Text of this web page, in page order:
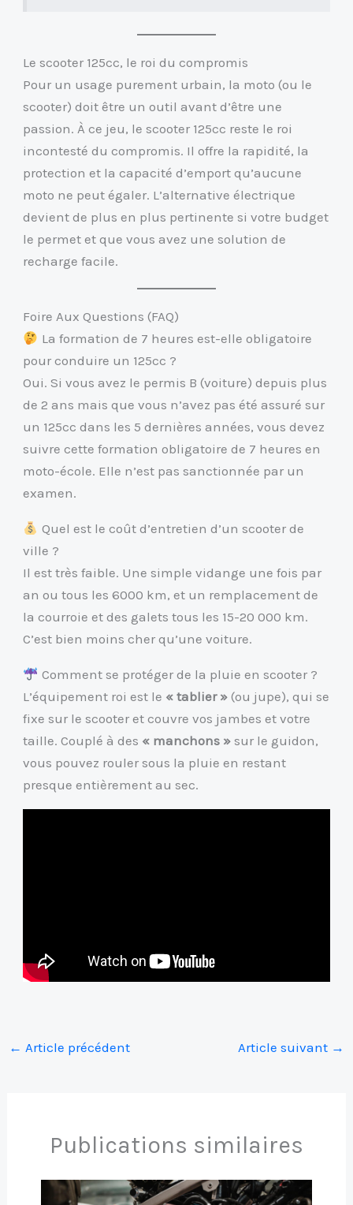
Le scooter 125cc, le roi du compromis
Pour un usage purement urbain, la moto (ou le
scooter) doit être un outil avant d’être une
passion. À ce jeu, le scooter 125cc reste le roi
incontesté du compromis. Il offre la rapidité, la
protection et la capacité d’emport qu’aucune
moto ne peut égaler. L’alternative électrique
devient de plus en plus pertinente si votre budget
le permet et que vous avez une solution de
recharge facile.
Foire Aux Questions (FAQ)
La formation de 7 heures est-elle obligatoire
pour conduire un 125cc ?
Oui. Si vous avez le permis B (voiture) depuis plus
de 2 ans mais que vous n’avez pas été assuré sur
un 125cc dans les 5 dernières années, vous devez
suivre cette formation obligatoire de 7 heures en
moto-école. Elle n’est pas sanctionnée par un
examen.
Quel est le coût d’entretien d’un scooter de
ville ?
Il est très faible. Une simple vidange une fois par
an ou tous les 6000 km, et un remplacement de
la courroie et des galets tous les 15-20 000 km.
C’est bien moins cher qu’une voiture.
Comment se protéger de la pluie en scooter ?
L’équipement roi est le « tablier » (ou jupe), qui se
fixe sur le scooter et couvre vos jambes et votre
taille. Couplé à des « manchons » sur le guidon,
vous pouvez rouler sous la pluie en restant
presque entièrement au sec.
← Article précédent Article suivant →
Publications similaires